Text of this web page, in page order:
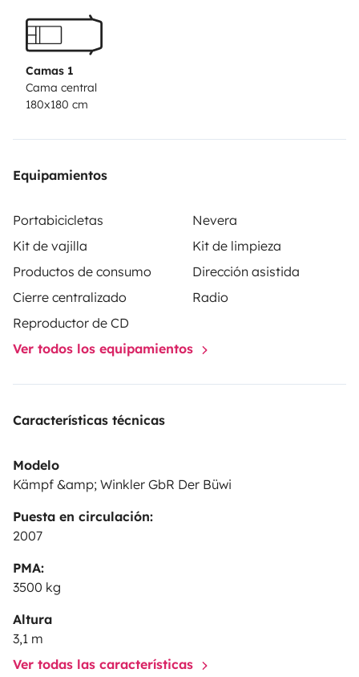
chairs, a camping table, and a camping sofa for two
people. At the external gas connection, you can hook
camping toilet.
and hopefully see you soon!
Camas 1
Cama central
180x180 cm
Equipamientos
Portabicicletas
Nevera
Kit de vajilla
Kit de limpieza
Productos de consumo
Dirección asistida
Cierre centralizado
Radio
Reproductor de CD
Ver todos los equipamientos
Características técnicas
Modelo
Kämpf &amp; Winkler GbR Der Büwi
Puesta en circulación:
2007
PMA:
3500 kg
Altura
3,1 m
Ver todas las características